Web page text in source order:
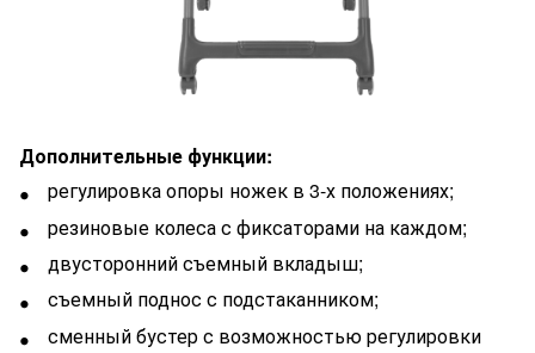
Дополнительные функции:
регулировка опоры ножек в 3-х положениях;
резиновые колеса с фиксаторами на каждом;
двусторонний съемный вкладыш;
съемный поднос с подстаканником;
сменный бустер с возможностью регулировки